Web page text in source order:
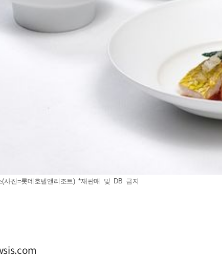
사진=롯데호텔앤리조트) *재판매 및 DB 금지